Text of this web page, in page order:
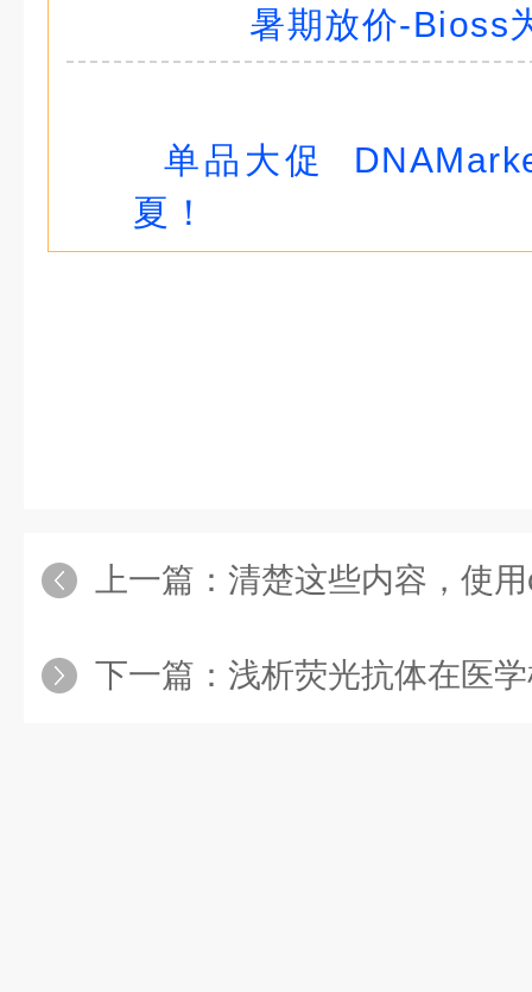
暑期放价-Bioss
单品大促
夏！
上一篇： 清楚这些内容，使用cck8
下一篇： 浅析荧光抗体在医